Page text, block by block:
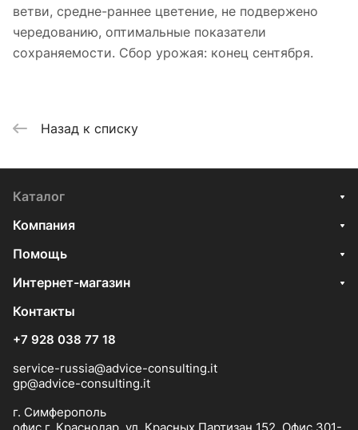
ветви, средне-раннее цветение, не подвержено
чередованию, оптимальные показатели
сохраняемости. Сбор урожая: конец сентября.
Назад к списку
Каталог
Компания
Помощь
Интернет-магазин
Контакты
+7 928 038 77 18
service-russia@advice-consulting.it
gp@advice-consulting.it
г. Симферополь